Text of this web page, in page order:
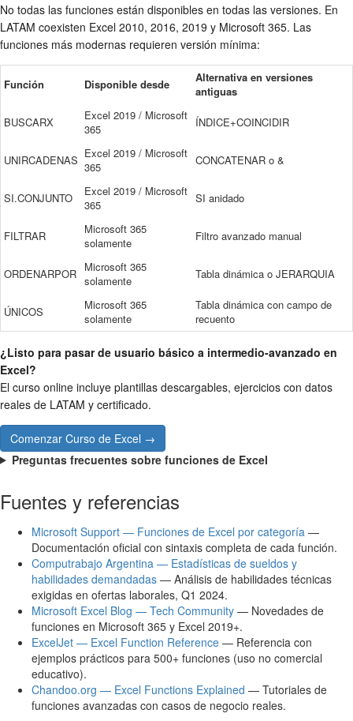
No todas las funciones están disponibles en todas las versiones. En
LATAM coexisten Excel 2010, 2016, 2019 y Microsoft 365. Las
funciones más modernas requieren versión mínima:
Función Disponible desde
Alternativa en versiones
antiguas
BUSCARX
Excel 2019 / Microsoft
365
ÍNDICE+COINCIDIR
UNIRCADENAS Excel 2019 / Microsoft
365
CONCATENAR o &
SI.CONJUNTO
Excel 2019 / Microsoft
365
SI anidado
FILTRAR
Microsoft 365
solamente
Filtro avanzado manual
ORDENARPOR Microsoft 365
solamente
Tabla dinámica o JERARQUIA
ÚNICOS
Microsoft 365
solamente
Tabla dinámica con campo de
recuento
¿Listo para pasar de usuario básico a intermedio-avanzado en
Excel?
El curso online incluye plantillas descargables, ejercicios con datos
reales de LATAM y certificado.
Comenzar Curso de Excel →
Preguntas frecuentes sobre funciones de Excel
Fuentes y referencias
Microsoft Support — Funciones de Excel por categoría —
Documentación oficial con sintaxis completa de cada función.
Computrabajo Argentina — Estadísticas de sueldos y
habilidades demandadas — Análisis de habilidades técnicas
exigidas en ofertas laborales, Q1 2024.
Microsoft Excel Blog — Tech Community — Novedades de
funciones en Microsoft 365 y Excel 2019+.
ExcelJet — Excel Function Reference — Referencia con
ejemplos prácticos para 500+ funciones (uso no comercial
educativo).
Chandoo.org — Excel Functions Explained — Tutoriales de
funciones avanzadas con casos de negocio reales.